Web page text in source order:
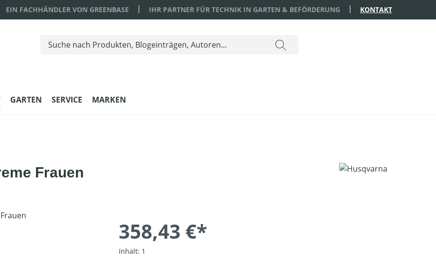
EIN FACHHÄNDLER VON GREENBASE IHR PARTNER FÜR TECHNIK IN GARTEN & BEFÖRDERUNG KONTAKT
GARTEN SERVICE MARKEN
Frauen
358,43 €*
Inhalt: 1